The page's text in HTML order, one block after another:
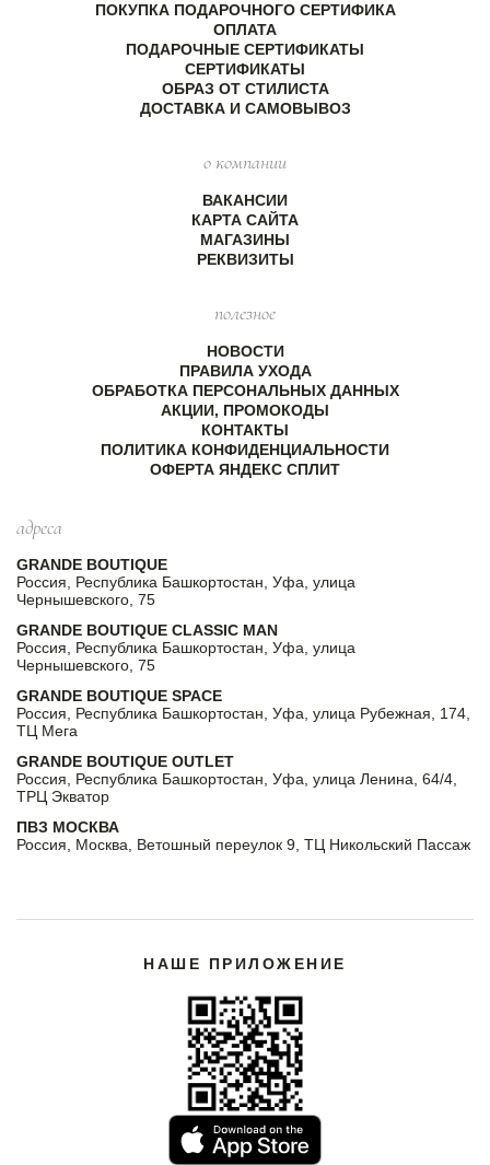
ПОКУПКА ПОДАРОЧНОГО СЕРТИФИКА
ОПЛАТА
ПОДАРОЧНЫЕ СЕРТИФИКАТЫ
СЕРТИФИКАТЫ
ОБРАЗ ОТ СТИЛИСТА
ДОСТАВКА И САМОВЫВОЗ
о компании
ВАКАНСИИ
КАРТА САЙТА
МАГАЗИНЫ
РЕКВИЗИТЫ
полезное
НОВОСТИ
ПРАВИЛА УХОДА
ОБРАБОТКА ПЕРСОНАЛЬНЫХ ДАННЫХ
АКЦИИ, ПРОМОКОДЫ
КОНТАКТЫ
ПОЛИТИКА КОНФИДЕНЦИАЛЬНОСТИ
ОФЕРТА ЯНДЕКС СПЛИТ
адреса
GRANDE BOUTIQUE
Россия, Республика Башкортостан, Уфа, улица
Чернышевского, 75
GRANDE BOUTIQUE CLASSIC MAN
Россия, Республика Башкортостан, Уфа, улица
Чернышевского, 75
GRANDE BOUTIQUE SPACE
Россия, Республика Башкортостан, Уфа, улица Рубежная, 174,
ТЦ Мега
GRANDE BOUTIQUE OUTLET
Россия, Республика Башкортостан, Уфа, улица Ленина, 64/4,
ТРЦ Экватор
ПВЗ МОСКВА
Россия, Москва, Ветошный переулок 9, ТЦ Никольский Пассаж
НАШЕ ПРИЛОЖЕНИЕ